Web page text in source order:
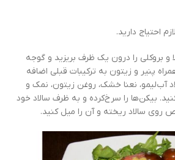
احتیاج دارید.
و بروکلی را درون یک ظرف بریزید و گوجه
پنیر و زیتون به ترکیبات قبلی اضافه
آب‌لیمو، نعنا خشک، روغن زیتون، نمک و
بیکن‌ها را سرخ‌کرده و به ظرف سالاد خود
سالاد ریخته و آن را میل کنید.